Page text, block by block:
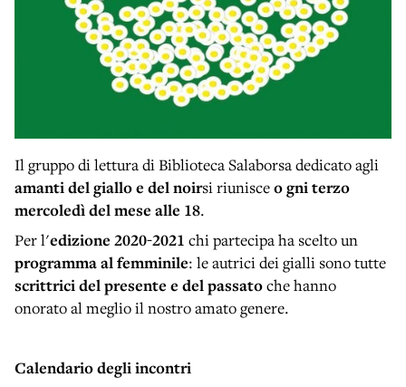
Il gruppo di lettura di Biblioteca Salaborsa dedicato agli
amanti del giallo e del noirsi riunisceogni terzo
mercoledì del mese alle 18.
Per l'edizione 2020-2021 chi partecipa ha scelto un
programma al femminile: le autrici dei gialli sono tutte
scrittrici del presente e del passatoche hanno
onorato al meglio il nostro amato genere.
Calendario degli incontri